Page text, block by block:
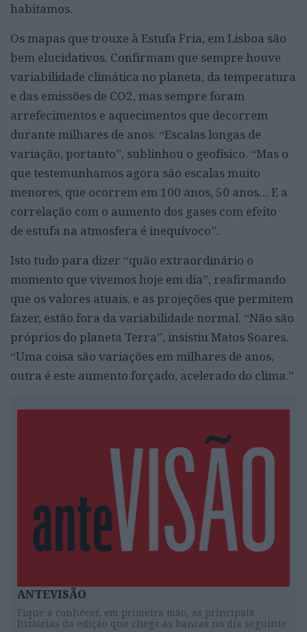
habitamos.
Os mapas que trouxe à Estufa Fria, em Lisboa são
bem elucidativos. Confirmam que sempre houve
variabilidade climática no planeta, da temperatura
e das emissões de CO2, mas sempre foram
arrefecimentos e aquecimentos que decorrem
durante milhares de anos. “Escalas longas de
variação, portanto”, sublinhou o geofísico. “Mas o
que testemunhamos agora são escalas muito
menores, que ocorrem em 100 anos, 50 anos… E a
correlação com o aumento dos gases com efeito
de estufa na atmosfera é inequívoco”.
Isto tudo para dizer “quão extraordinário o
momento que vivemos hoje em dia”, reafirmando
que os valores atuais, e as projeções que permitem
fazer, estão fora da variabilidade normal. “Não são
próprios do planeta Terra”, insistiu Matos Soares.
“Uma coisa são variações em milhares de anos,
outra é este aumento forçado, acelerado do clima.”
ANTEVISÃO
Fique a conhecer, em primeira mão, as principais
histórias da edição que chega às bancas no dia seguinte